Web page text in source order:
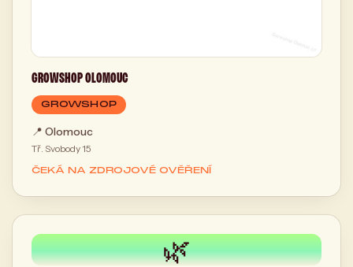
GROWSHOP OLOMOUC
GROWSHOP
📍 Olomouc
Tř. Svobody 15
ČEKÁ NA ZDROJOVÉ OVĚŘENÍ
🌿